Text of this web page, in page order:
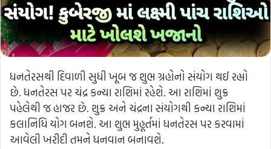
ધનતેરસથી દિવાળી સુધી ખૂબ જ શુભ ગ્રહોનો સંયોગ થઈ રહ્યો
છે. ધનતેરસ પર ચંદ્ર કન્યા રાશિમાં રહેશે. આ રાશિમાં શુક્ર
પહેલેથી જ હાજર છે. શુક્ર અને ચંદ્રના સંયોગથી કન્યા રાશિમાં
કલાનિધિ યોગ બનશે. આ શુભ મુહૂર્તમાં ધનતેરસ પર કરવામાં
આવેલી ખરીદી તમને ધનવાન બનાવશે.